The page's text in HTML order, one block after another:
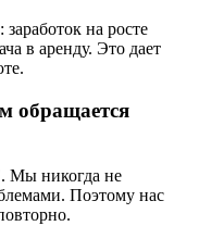
на росте
в аренду. Это дает
обращается
Мы никогда не
Поэтому нас